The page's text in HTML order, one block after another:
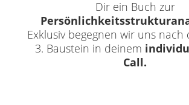
Dir ein Buch zur
Exklusiv begegnen wir uns nach
3. Baustein in deinem
Call.